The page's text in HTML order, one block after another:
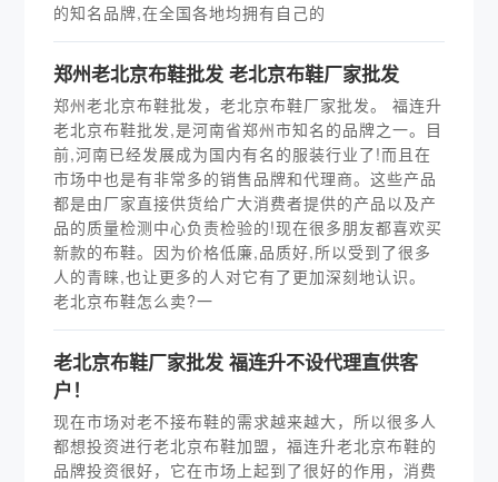
的知名品牌,在全国各地均拥有自己的
郑州老北京布鞋批发 老北京布鞋厂家批发
郑州老北京布鞋批发，老北京布鞋厂家批发。 福连升
老北京布鞋批发,是河南省郑州市知名的品牌之一。目
前,河南已经发展成为国内有名的服装行业了!而且在
市场中也是有非常多的销售品牌和代理商。这些产品
都是由厂家直接供货给广大消费者提供的产品以及产
品的质量检测中心负责检验的!现在很多朋友都喜欢买
新款的布鞋。因为价格低廉,品质好,所以受到了很多
人的青睐,也让更多的人对它有了更加深刻地认识。
老北京布鞋怎么卖?一
老北京布鞋厂家批发 福连升不设代理直供客
户！
现在市场对老不接布鞋的需求越来越大，所以很多人
都想投资进行老北京布鞋加盟，福连升老北京布鞋的
品牌投资很好，它在市场上起到了很好的作用，消费